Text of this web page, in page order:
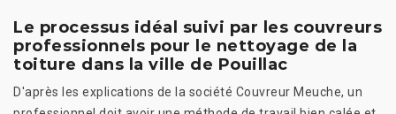
Le processus idéal suivi par les couvreurs
professionnels pour le nettoyage de la
toiture dans la ville de Pouillac
D'après les explications de la société Couvreur Meuche, un